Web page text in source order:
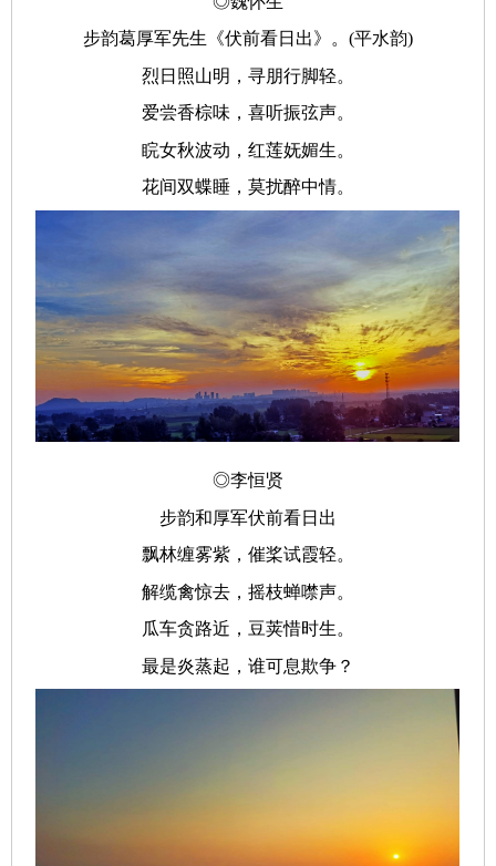
步韵葛厚军先生《伏前看日出》。(平水韵)
烈日照山明，寻朋行脚轻。
爱尝香棕味，喜听振弦声。
睆女秋波动，红莲妩媚生。
花间双蝶睡，莫扰醉中情。
◎李恒贤
步韵和厚军伏前看日出
飘林缠雾紫，催桨试霞轻。
解缆禽惊去，摇枝蝉噤声。
瓜车贪路近，豆荚惜时生。
最是炎蒸起，谁可息欺争？